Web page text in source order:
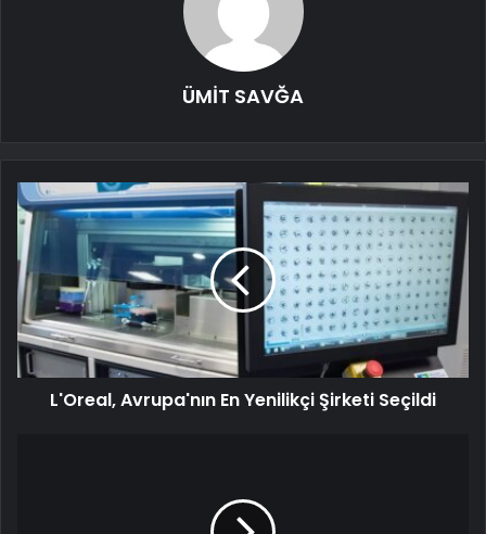
ÜMİT SAVĞA
L'Oreal, Avrupa'nın En Yenilikçi Şirketi Seçildi